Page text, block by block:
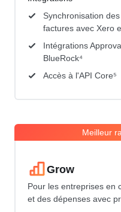
Synchronisation
factures avec Xero
Intégrations
BlueRock⁴
Accès à l'API Core⁵
Meilleur
Grow
Pour les entreprises en
et des dépenses avec